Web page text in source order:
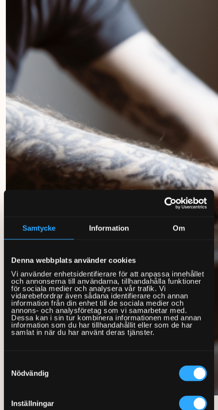
Samtycke Information Om
Denna webbplats använder cookies
Vi använder enhetsidentifierare för att anpassa innehållet
och annonserna till användarna, tillhandahålla funktioner
för sociala medier och analysera vår trafik. Vi
vidarebefordrar även sådana identifierare och annan
information från din enhet till de sociala medier och
annons- och analysföretag som vi samarbetar med.
Dessa kan i sin tur kombinera informationen med annan
information som du har tillhandahållit eller som de har
samlat in när du har använt deras tjänster.
Nödvändig
Inställningar